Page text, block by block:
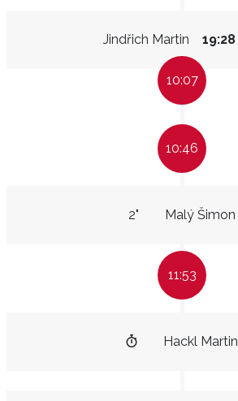
Jindřich Martin 19:28
10:07
10:46
Malý Šimon
2"
11:53
Hackl Martin